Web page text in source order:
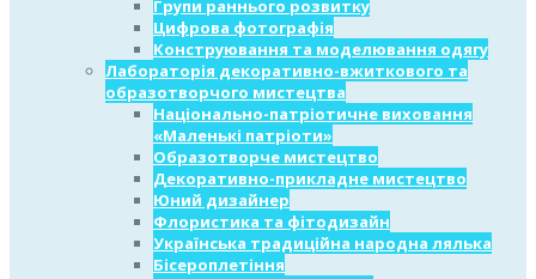
Групи раннього розвитку
Цифрова фотографія
Конструювання та моделювання одягу
Лабораторія декоративно-вжиткового та
образотворчого мистецтва
Національно-патріотичне виховання
«Маленькі патріоти»
Образотворче мистецтво
Декоративно-прикладне мистецтво
Юний дизайнер
Флористика та фітодизайн
Українська традиційна народна лялька
Бісероплетіння